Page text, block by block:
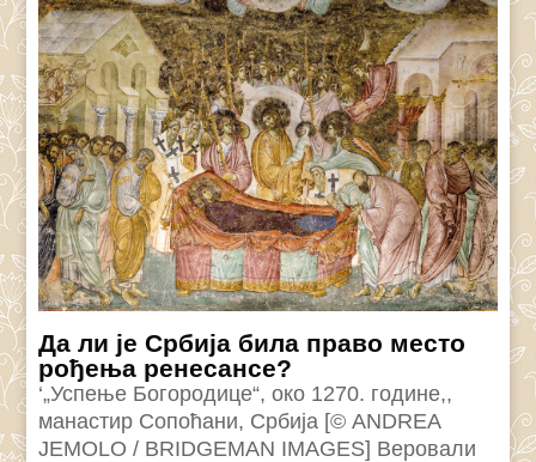
Да ли је Србија била право место
рођења ренесансе?
‘„Успење Богородице“, око 1270. године,,
манастир Сопоћани, Србија [© ANDREA
JEMOLO / BRIDGEMAN IMAGES] Веровали